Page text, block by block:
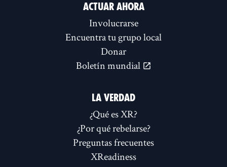
ACTUAR AHORA
Involucrarse
Encuentra tu grupo local
Donar
Boletín mundial
LA VERDAD
¿Qué es XR?
¿Por qué rebelarse?
Preguntas frecuentes
XReadiness